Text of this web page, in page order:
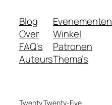
Blog
Over
FAQ's
Auteurs
Evenementen
Winkel
Patronen
Thema’s
Twenty Twenty-Five